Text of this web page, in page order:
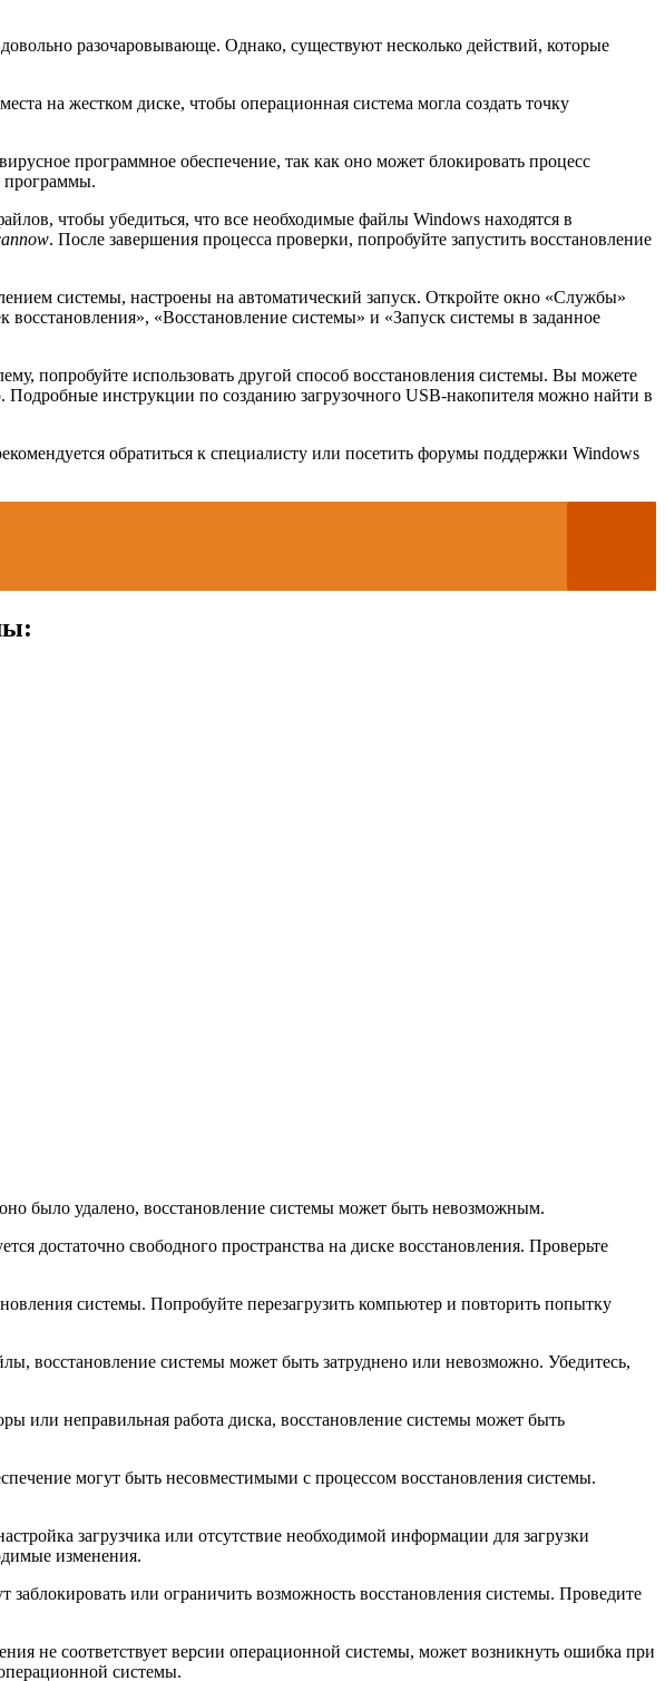
разочаровывающе. Однако, существуют несколько действий, которые
на жестком диске, чтобы операционная система могла создать точку
программное обеспечение, так как оно может блокировать процесс
программы.
чтобы убедиться, что все необходимые файлы Windows находятся в
. После завершения процесса проверки, попробуйте запустить восстановление
системы, настроены на автоматический запуск. Откройте окно «Службы»
«Восстановление системы» и «Запуск системы в заданное
попробуйте использовать другой способ восстановления системы. Вы можете
Подробные инструкции по созданию загрузочного USB-накопителя можно найти в
обратиться к специалисту или посетить форумы поддержки Windows
было удалено, восстановление системы может быть невозможным.
достаточно свободного пространства на диске восстановления. Проверьте
системы. Попробуйте перезагрузить компьютер и повторить попытку
восстановление системы может быть затруднено или невозможно. Убедитесь,
или неправильная работа диска, восстановление системы может быть
могут быть несовместимыми с процессом восстановления системы.
загрузчика или отсутствие необходимой информации для загрузки
изменения.
или ограничить возможность восстановления системы. Проведите
не соответствует версии операционной системы, может возникнуть ошибка при
системы.